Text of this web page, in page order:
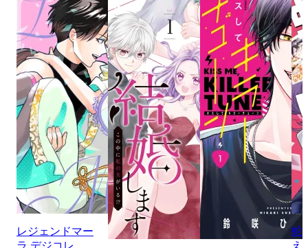
レジェンドマー
蛇